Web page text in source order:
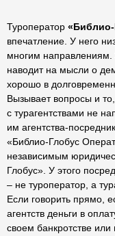
Туроператор
впечатление. У него
многим направлениям.
наводит на мысли о
хорошо в
Вызывает вопросы и
с турагентствами не
им агентства-
«Библио-Глобус
независимым
Глобус». У этого
– не туроператор, а
Если говорить прямо,
агентств деньги в
своем банкротстве или